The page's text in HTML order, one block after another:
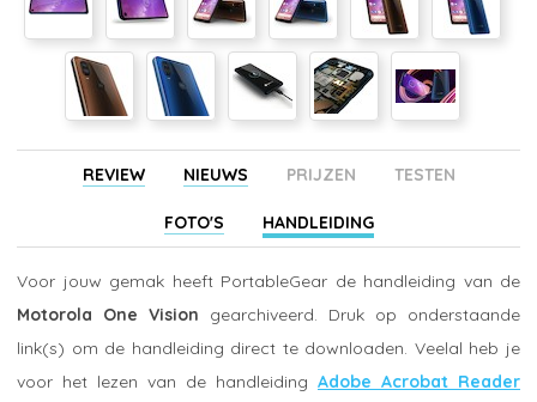
REVIEW NIEUWS PRIJZEN TESTEN
FOTO'S HANDLEIDING
Voor jouw gemak heeft PortableGear de handleiding van de
Motorola One Vision gearchiveerd. Druk op onderstaande
link(s) om de handleiding direct te downloaden. Veelal heb je
voor het lezen van de handleiding Adobe Acrobat Reader